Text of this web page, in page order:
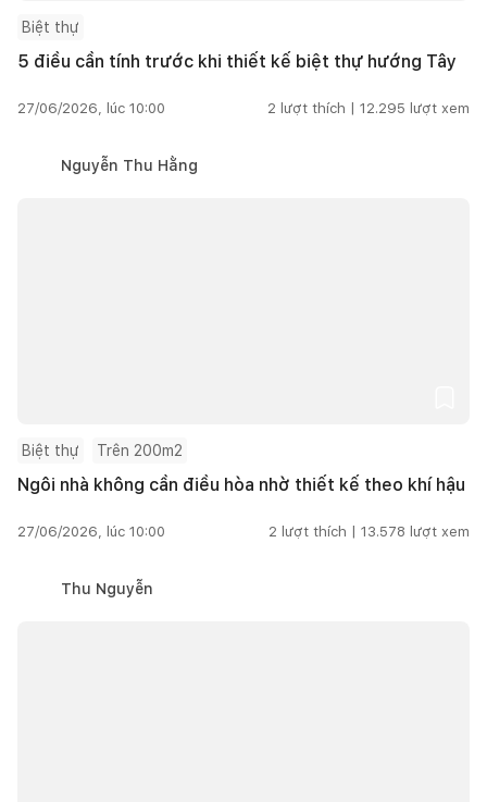
Biệt thự
5 điều cần tính trước khi thiết kế biệt thự hướng Tây
27/06/2026, lúc 10:00 2 lượt thích | 12.295 lượt xem
Nguyễn Thu Hằng
Biệt thự Trên 200m2
Ngôi nhà không cần điều hòa nhờ thiết kế theo khí hậu
27/06/2026, lúc 10:00 2 lượt thích | 13.578 lượt xem
Thu Nguyễn